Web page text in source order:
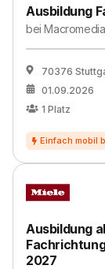
Ausbildung
bei
70376
01.09.2026
1 Platz
Ausbildung
2027